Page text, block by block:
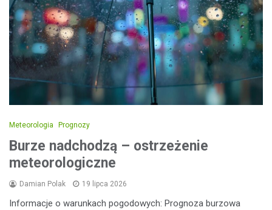
Meteorologia Prognozy
Burze nadchodzą – ostrzeżenie
meteorologiczne
Damian Polak 19 lipca 2026
Informacje o warunkach pogodowych: Prognoza burzowa